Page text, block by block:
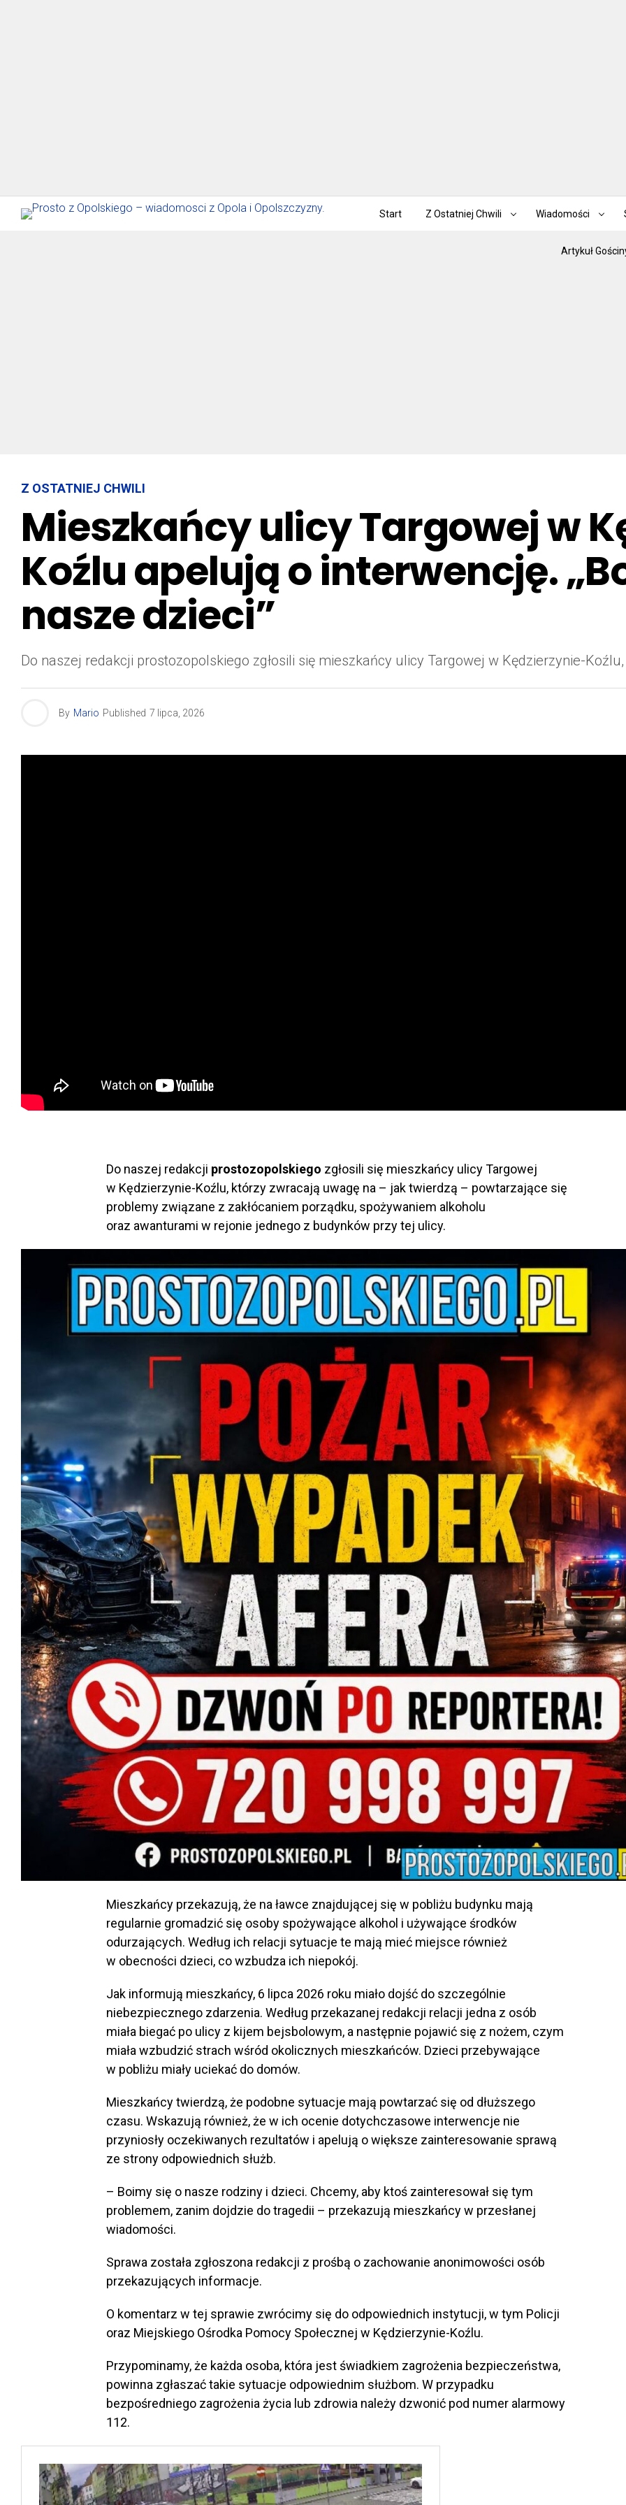
Start Z Ostatniej Chwili Wiadomości
Artykuł
Z OSTATNIEJ CHWILI
Mieszkańcy ulicy Targowej w
Koźlu apelują o interwencję.
nasze dzieci”
Do naszej redakcji prostozopolskiego zgłosili się mieszkańcy ulicy Targowej w Kędzierzynie-
By Mario Published 7 lipca, 2026
Do naszej redakcji prostozopolskiego zgłosili się mieszkańcy ulicy Targowej
w Kędzierzynie-Koźlu, którzy zwracają uwagę na – jak twierdzą – powtarzające się
problemy związane z zakłócaniem porządku, spożywaniem alkoholu
oraz awanturami w rejonie jednego z budynków przy tej ulicy.
Mieszkańcy przekazują, że na ławce znajdującej się w pobliżu budynku mają
regularnie gromadzić się osoby spożywające alkohol i używające środków
odurzających. Według ich relacji sytuacje te mają mieć miejsce również
w obecności dzieci, co wzbudza ich niepokój.
Jak informują mieszkańcy, 6 lipca 2026 roku miało dojść do szczególnie
niebezpiecznego zdarzenia. Według przekazanej redakcji relacji jedna z osób
miała biegać po ulicy z kijem bejsbolowym, a następnie pojawić się z nożem, czym
miała wzbudzić strach wśród okolicznych mieszkańców. Dzieci przebywające
w pobliżu miały uciekać do domów.
Mieszkańcy twierdzą, że podobne sytuacje mają powtarzać się od dłuższego
czasu. Wskazują również, że w ich ocenie dotychczasowe interwencje nie
przyniosły oczekiwanych rezultatów i apelują o większe zainteresowanie sprawą
ze strony odpowiednich służb.
– Boimy się o nasze rodziny i dzieci. Chcemy, aby ktoś zainteresował się tym
problemem, zanim dojdzie do tragedii – przekazują mieszkańcy w przesłanej
wiadomości.
Sprawa została zgłoszona redakcji z prośbą o zachowanie anonimowości osób
przekazujących informacje.
O komentarz w tej sprawie zwrócimy się do odpowiednich instytucji, w tym Policji
oraz Miejskiego Ośrodka Pomocy Społecznej w Kędzierzynie-Koźlu.
Przypominamy, że każda osoba, która jest świadkiem zagrożenia bezpieczeństwa,
powinna zgłaszać takie sytuacje odpowiednim służbom. W przypadku
bezpośredniego zagrożenia życia lub zdrowia należy dzwonić pod numer alarmowy
112.